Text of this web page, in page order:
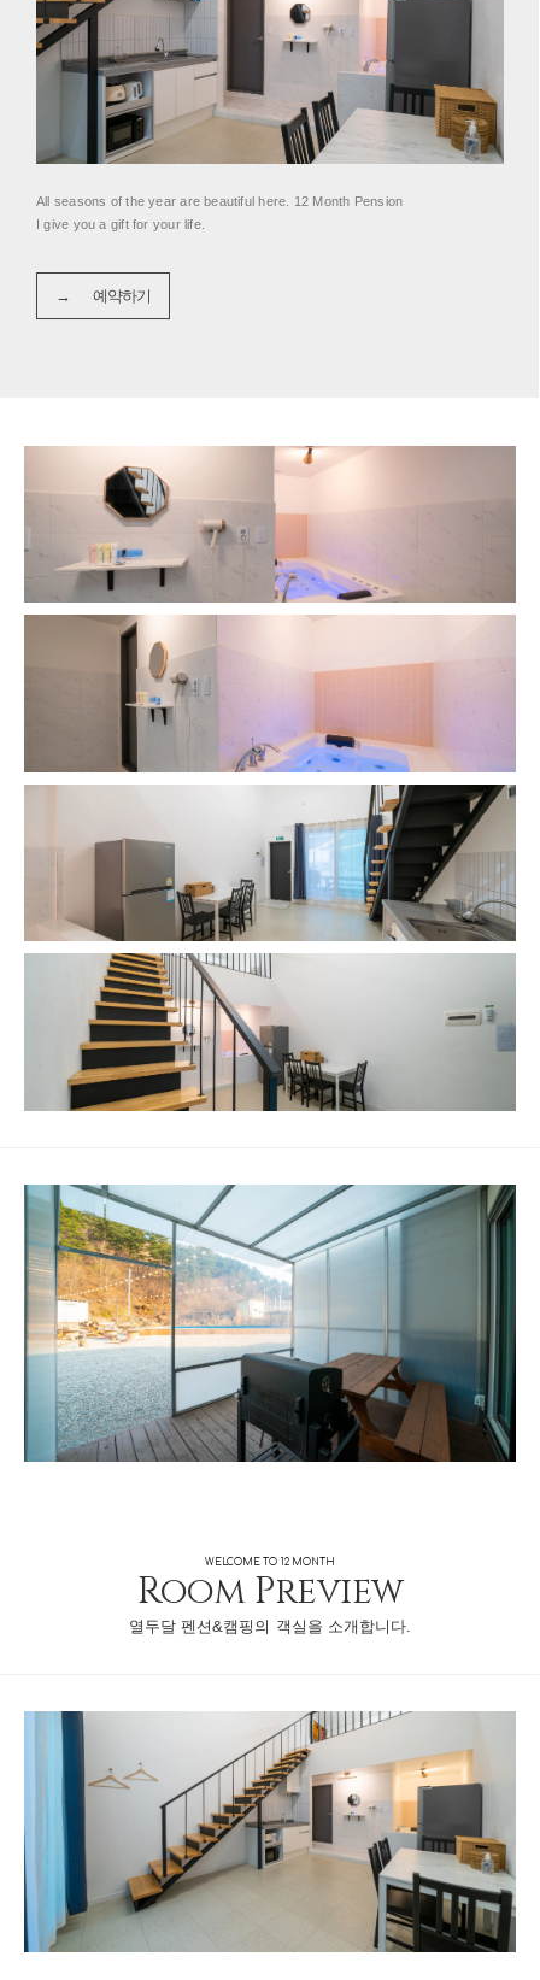
All seasons of the year are beautiful here. 12 Month Pension
I give you a gift for your life.
→ 예약하기
WELCOME TO 12 MONTH
Room Preview
열두달 펜션&캠핑의 객실을 소개합니다.